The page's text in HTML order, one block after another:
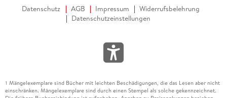
Datenschutz AGB Impressum
Widerrufsbelehrung
Datenschutzeinstellungen
1 Mängelexemplare sind Bücher mit leichten Beschädigungen, die das Lesen aber nicht
einschränken. Mängelexemplare sind durch einen Stempel als solche gekennzeichnet.